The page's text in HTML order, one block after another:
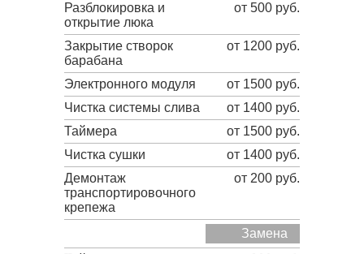
Разблокировка и
открытие люка
от 500 руб.
Закрытие створок
барабана
от 1200 руб.
Электронного модуля
от 1500 руб.
Чистка системы слива
от 1400 руб.
Таймера
от 1500 руб.
Чистка сушки
от 1400 руб.
Демонтаж
транспортировочного
крепежа
от 200 руб.
Замена